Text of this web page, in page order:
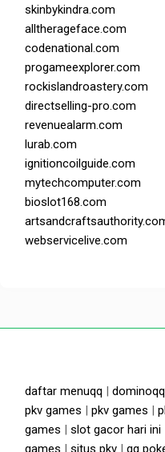
skinbykindra.com
alltherageface.com
codenational.com
progameexplorer.com
rockislandroastery.com
directselling-pro.com
revenuealarm.com
lurab.com
ignitioncoilguide.com
mytechcomputer.com
bioslot168.com
webservicelive.com
daftar menuqq |
pkv games | pkv games |
games | slot gacor hari ini
games | situs pkv | qq